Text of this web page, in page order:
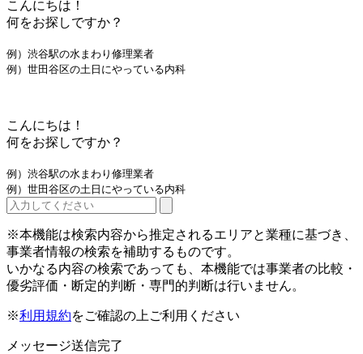
こんにちは！
何をお探しですか？
例）渋谷駅の水まわり修理業者
例）世田谷区の土日にやっている内科
こんにちは！
何をお探しですか？
例）渋谷駅の水まわり修理業者
例）世田谷区の土日にやっている内科
※本機能は検索内容から推定されるエリアと業種に基づき、
事業者情報の検索を補助するものです。
いかなる内容の検索であっても、本機能では事業者の比較・
優劣評価・断定的判断・専門的判断は行いません。
※利用規約をご確認の上ご利用ください
メッセージ送信完了